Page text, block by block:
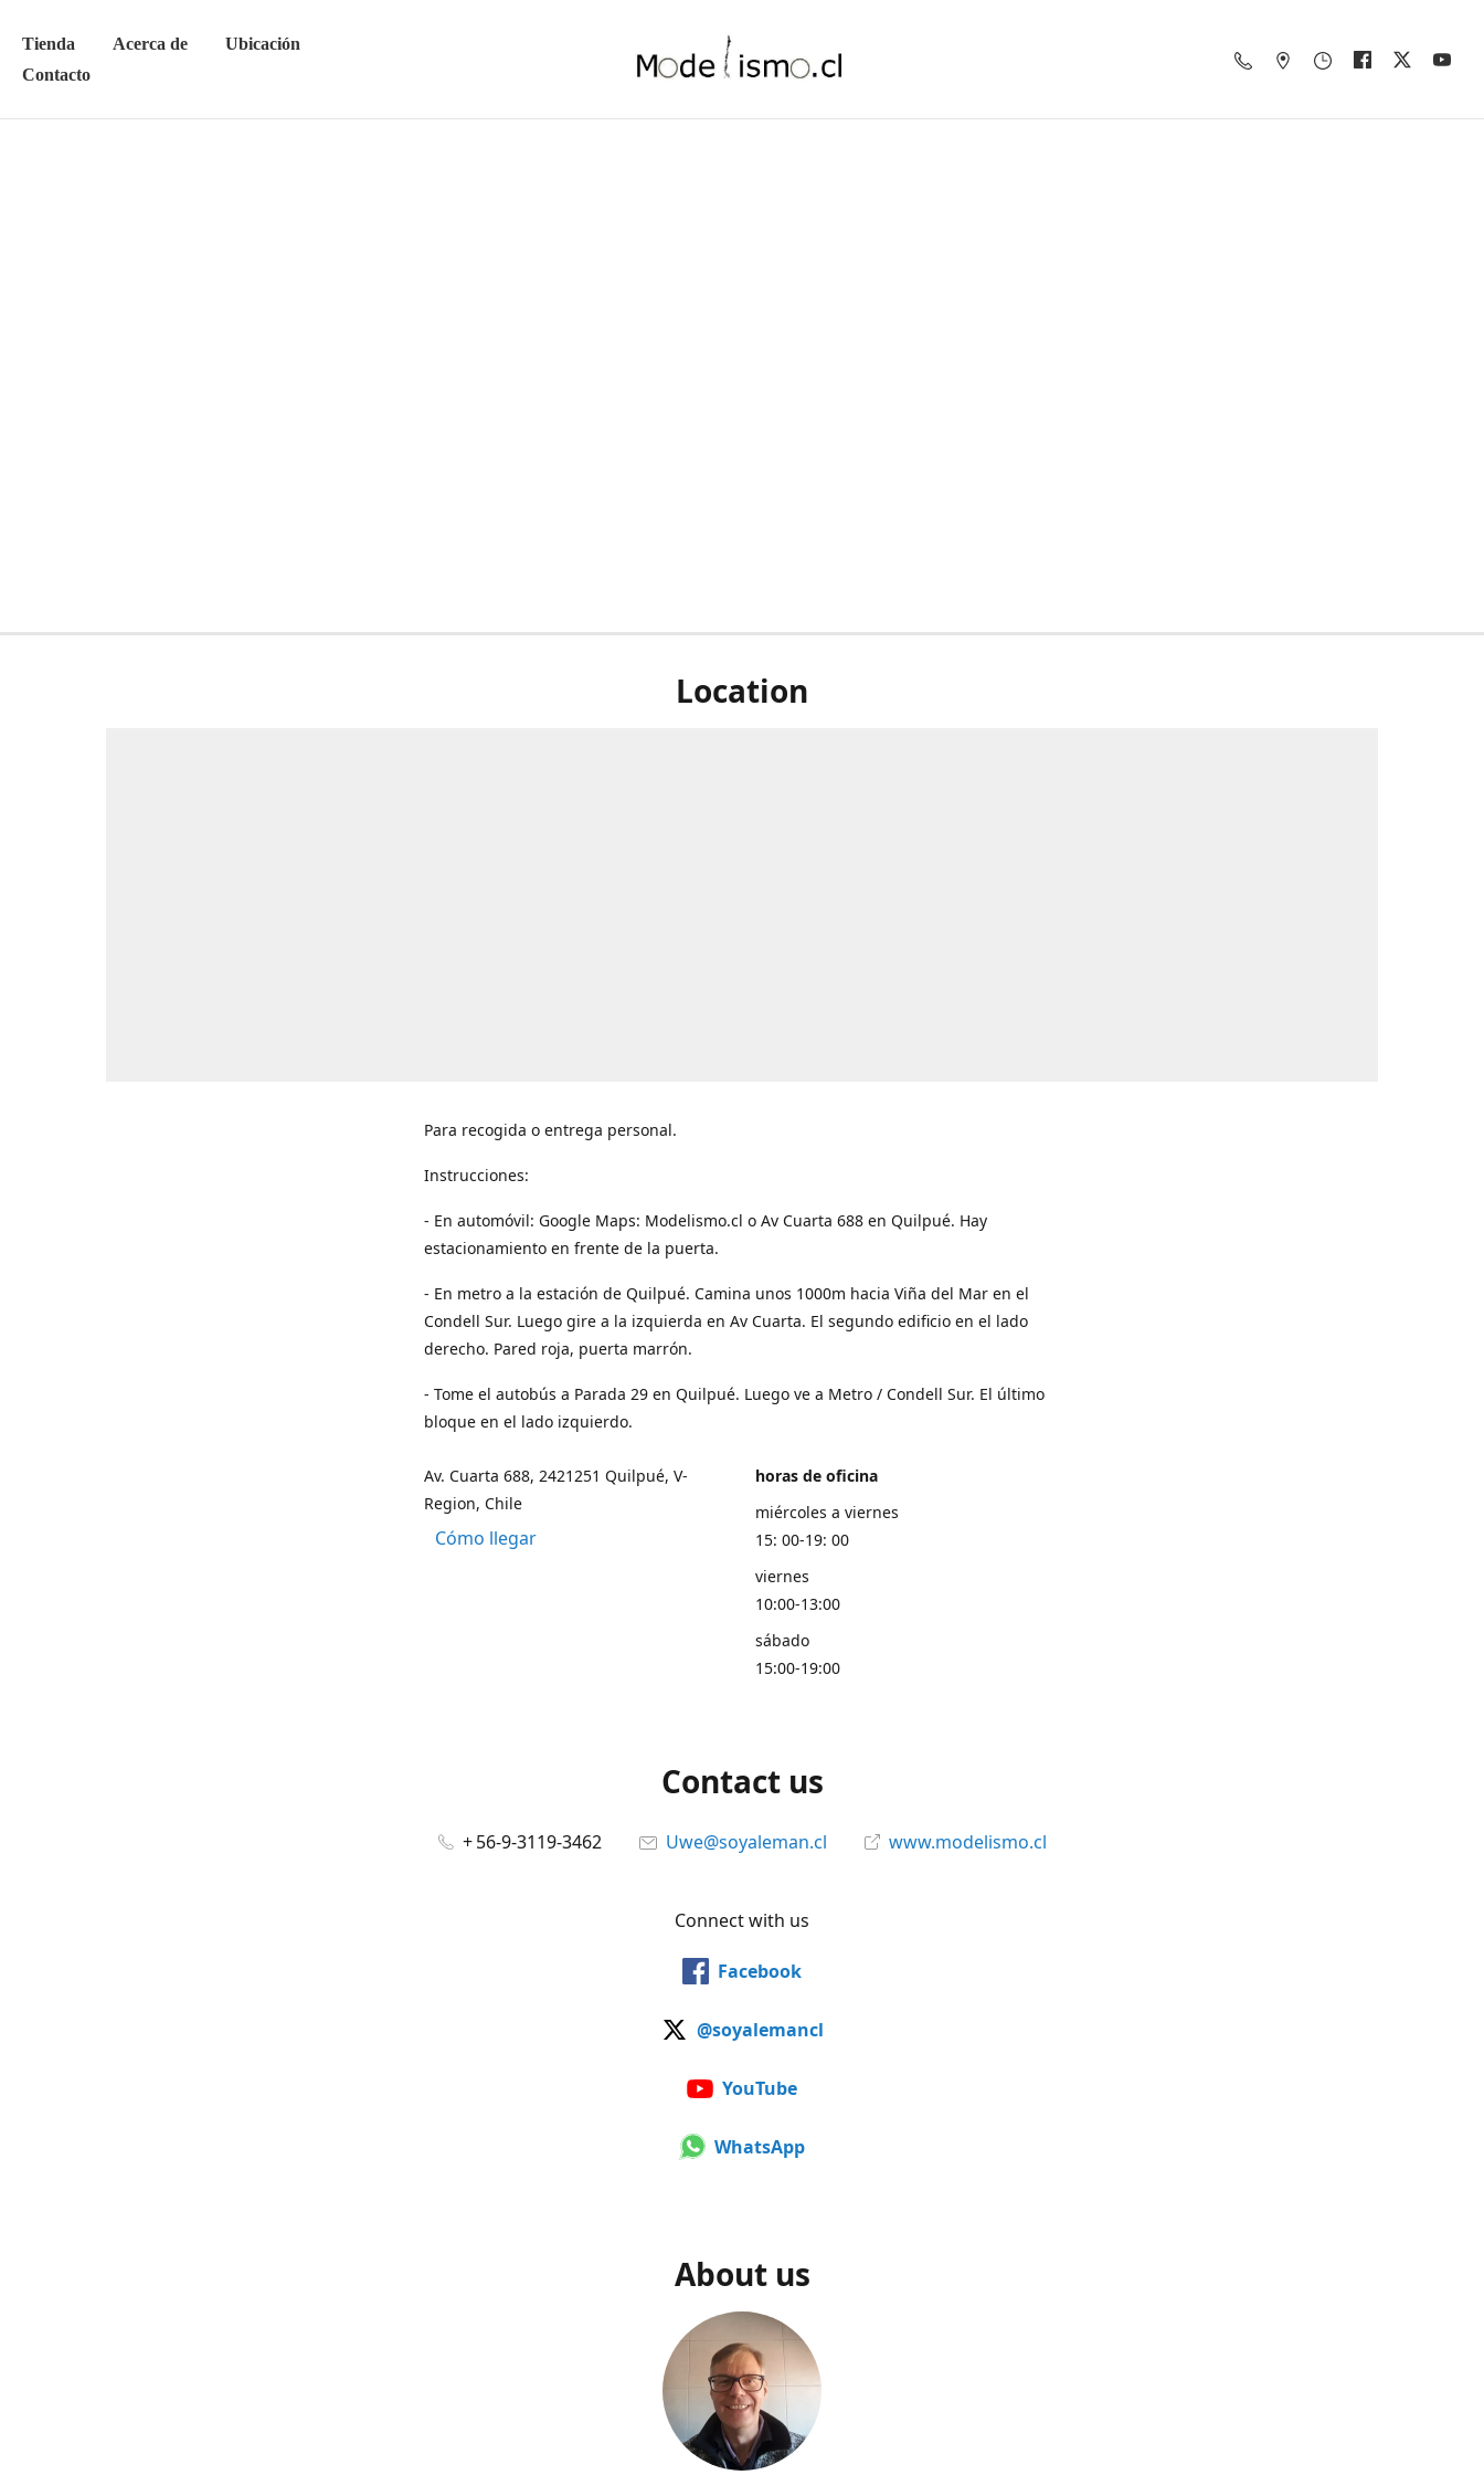
Tienda Acerca de
Ubicación
Contacto
Location
Para recogida o entrega personal.
Instrucciones:
- En automóvil: Google Maps: Modelismo.cl o Av Cuarta 688 en Quilpué. Hay
estacionamiento en frente de la puerta.
- En metro a la estación de Quilpué. Camina unos 1000m hacia Viña del Mar en el
Condell Sur. Luego gire a la izquierda en Av Cuarta. El segundo edificio en el lado
derecho. Pared roja, puerta marrón.
- Tome el autobús a Parada 29 en Quilpué. Luego ve a Metro / Condell Sur. El último
bloque en el lado izquierdo.
Av. Cuarta 688, 2421251 Quilpué, V-
Region, Chile
Cómo llegar
horas de oficina
miércoles a viernes
15: 00-19: 00
viernes
10:00-13:00
sábado
15:00-19:00
Contact us
+ 56-9-3119-3462 Uwe@soyaleman.cl www.modelismo.cl
Connect with us
Facebook
@soyalemancl
YouTube
WhatsApp
About us